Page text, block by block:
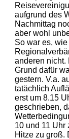
aufgrund des
Nachmittag
aber wohl
So war es,
anderen nicht.
Grund dafür
gestern. V.a.
tatächlich
erst um 8.15
geschrieben,
10 und 11 Uhr
Hitze zu groß.